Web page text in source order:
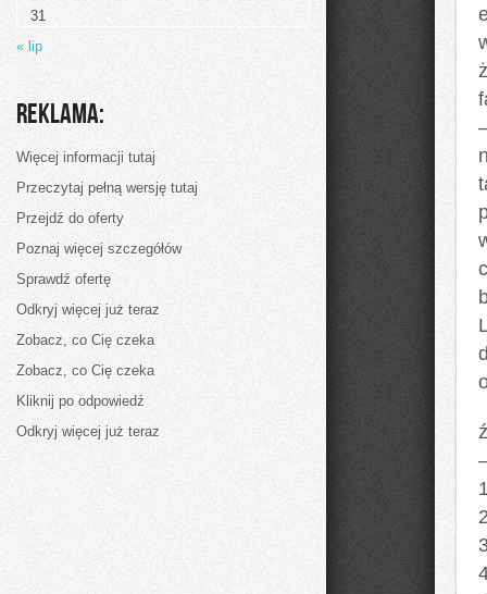
zajmujący
31
« lip
Reklama:
Więcej informacji tutaj
Przeczytaj pełną wersję tutaj
Przejdź do oferty
Poznaj więcej szczegółów
Sprawdź ofertę
Odkryj więcej już teraz
Zobacz, co Cię czeka
Zobacz, co Cię czeka
Kliknij po odpowiedź
Odkryj więcej już teraz